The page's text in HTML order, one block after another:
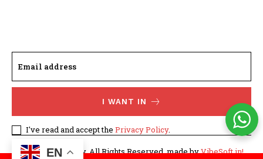
I WANT IN
I've read and accept the Privacy Policy.
©WhatTodayNew. All Rights Reserved. made byVibeSoft.in!
EN